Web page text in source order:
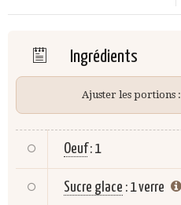
Ingrédients
Ajuster les portions :
Oeuf : 1
Sucre glace : 1 verre